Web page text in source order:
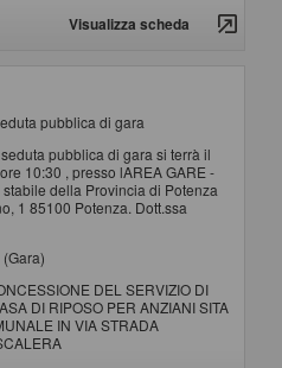
Visualizza scheda
pubblica di gara
pubblica di gara si terrà il
10:30 , presso lAREA GARE -
della Provincia di Potenza
1 85100 Potenza. Dott.ssa
DEL SERVIZIO DI
DI RIPOSO PER ANZIANI SITA
IN VIA STRADA